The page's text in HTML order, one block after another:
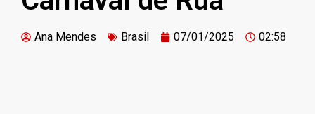
Ana Mendes Brasil 07/01/2025 02:58